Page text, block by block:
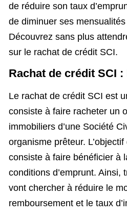
de réduire son taux
de diminuer ses
Découvrez sans plus
sur le rachat de crédit SCI.
Rachat de crédit SCI
Le rachat de crédit SCI est
consiste à faire racheter un
immobiliers d’une Société
organisme prêteur.
consiste à faire bénéficier à
conditions d’emprunt. Ainsi,
vont chercher à réduire le
remboursement et le taux